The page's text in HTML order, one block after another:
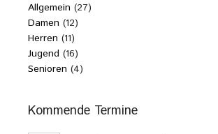
Allgemein (27)
Damen (12)
Herren (11)
Jugend (16)
Senioren (4)
Kommende Termine